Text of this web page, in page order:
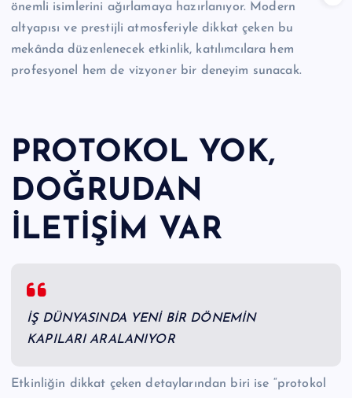
önemli isimlerini ağırlamaya hazırlanıyor. Modern
altyapısı ve prestijli atmosferiyle dikkat çeken bu
mekânda düzenlenecek etkinlik, katılımcılara hem
profesyonel hem de vizyoner bir deneyim sunacak.
PROTOKOL YOK,
DOĞRUDAN
İLETİŞİM VAR
İŞ DÜNYASINDA YENİ BİR DÖNEMİN
KAPILARI ARALANIYOR
Etkinliğin dikkat çeken detaylarından biri ise “protokol